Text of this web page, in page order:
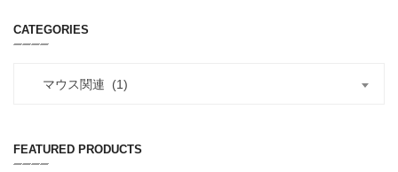
CATEGORIES
マウス関連 (1)
FEATURED PRODUCTS